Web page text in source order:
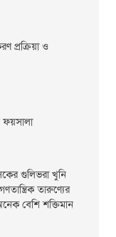
প্রক্রিয়া ও
ফয়সালা
গুলিভরা খুনি
তারুণ্যের
বেশি শক্তিমান